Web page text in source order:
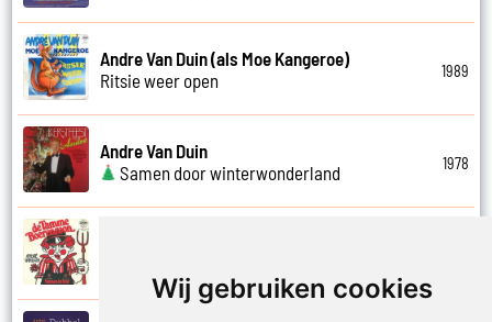
Wij gebruiken cookies
Andre Van Duin (als Moe Kangeroe)
Ritsie weer open
1989
Andre Van Duin
Samen door winterwonderland
1978